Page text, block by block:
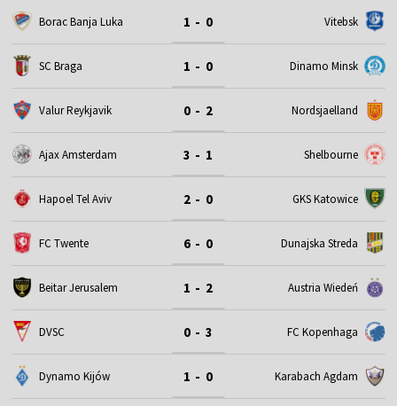
Borac Banja Luka 1 - 0 Vitebsk
SC Braga 1 - 0 Dinamo Minsk
Valur Reykjavik 0 - 2 Nordsjaelland
Ajax Amsterdam 3 - 1 Shelbourne
Hapoel Tel Aviv 2 - 0 GKS Katowice
FC Twente 6 - 0 Dunajska Streda
Beitar Jerusalem 1 - 2 Austria Wiedeń
DVSC 0 - 3 FC Kopenhaga
Dynamo Kijów 1 - 0 Karabach Agdam